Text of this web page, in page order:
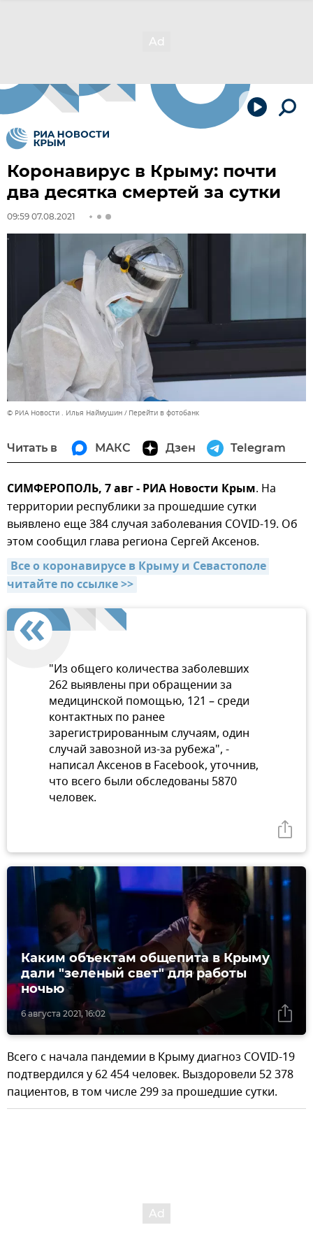
Коронавирус в Крыму: почти
два десятка смертей за сутки
09:59 07.08.2021
© РИА Новости . Илья Наймушин Перейти в фотобанк
Читать в МАКС Дзен Telegram
СИМФЕРОПОЛЬ, 7 авг - РИА Новости Крым. На
территории республики за прошедшие сутки
выявлено еще 384 случая заболевания COVID-19. Об
этом сообщил глава региона Сергей Аксенов.
Все о коронавирусе в Крыму и Севастополе
читайте по ссылке >>
"Из общего количества заболевших
262 выявлены при обращении за
медицинской помощью, 121 – среди
контактных по ранее
зарегистрированным случаям, один
случай завозной из-за рубежа", -
написал Аксенов в Facebook, уточнив,
что всего были обследованы 5870
человек.
6 августа 2021, 16:02
Каким объектам общепита в Крыму
дали "зеленый свет" для работы
ночью
Всего с начала пандемии в Крыму диагноз COVID-19
подтвердился у 62 454 человек. Выздоровели 52 378
пациентов, в том числе 299 за прошедшие сутки.